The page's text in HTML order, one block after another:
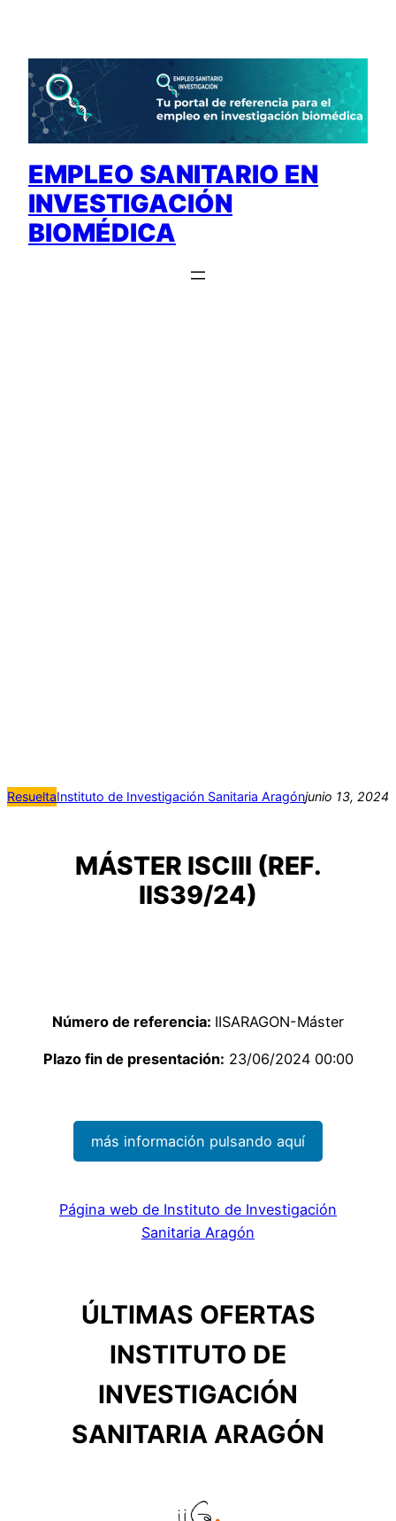
contenido
EMPLEO SANITARIO EN
INVESTIGACIÓN
BIOMÉDICA
ResueltaInstituto de Investigación Sanitaria Aragónjunio 13, 2024
MÁSTER ISCIII (REF.
IIS39/24)
Número de referencia: IISARAGON-Máster
Plazo fin de presentación: 23/06/2024 00:00
más información pulsando aquí
Página web de Instituto de Investigación
Sanitaria Aragón
ÚLTIMAS OFERTAS
INSTITUTO DE
INVESTIGACIÓN
SANITARIA ARAGÓN